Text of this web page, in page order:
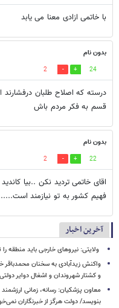
با خاتمی ازادی معنا می یابد
بدون نام
24
2
درسته كه اصلاح طلبان درفشارند
قسم به فكر مردم باش
بدون نام
22
2
اقای خاتمی تردید نکن ..بیا
فهیم کشور به تو نیازمند
آخرین اخبار
ولایتی: نیروهای خارجی باید منطقه
واکنش زیدآبادی به سخنان محمدباقر
و کشتار شهروندان و اشغال دوایر
معاون پزشکیان: رسانه، زمانی
بنویسد/ دولت هرگز از خبرنگاران